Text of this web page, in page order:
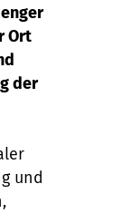
Ort
der
und